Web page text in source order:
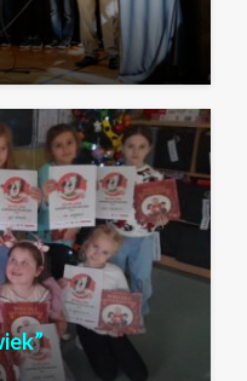
Tymbarku